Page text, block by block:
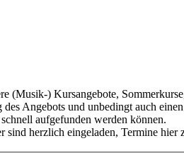
(Musik-) Kursangebote,
Angebots und unbedingt auch
aufgefunden werden können.
sind herzlich eingeladen, Termine hier